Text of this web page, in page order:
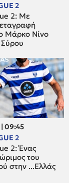
2
2: Mε
Μάρκο Νίνο
09:45
2
2: Ένας
του
στην ...Ελλάς